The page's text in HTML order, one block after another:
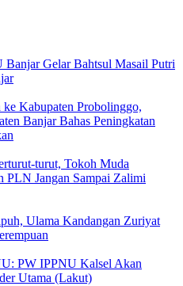
Gelar Bahtsul Masail Putri
Kabupaten Probolinggo,
Banjar Bahas Peningkatan
turut, Tokoh Muda
PLN Jangan Sampai Zalimi
Ulama Kandangan Zuriyat
PW IPPNU Kalsel Akan
Utama (Lakut)